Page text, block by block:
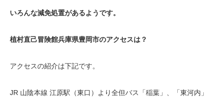
いろんな減免処置があるようです。
植村直己冒険館兵庫県豊岡市のアクセスは？
アクセスの紹介は下記です。
JR 山陰本線 江原駅（東口）より全但バス「稲葉」、「東河内」